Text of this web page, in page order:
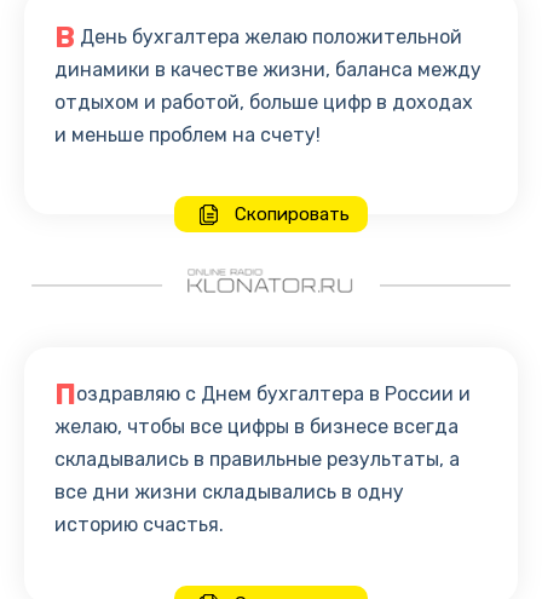
В День бухгалтера желаю положительной
динамики в качестве жизни, баланса между
отдыхом и работой, больше цифр в доходах
и меньше проблем на счету!
Скопировать
Поздравляю с Днем бухгалтера в России и
желаю, чтобы все цифры в бизнесе всегда
складывались в правильные результаты, а
все дни жизни складывались в одну
историю счастья.